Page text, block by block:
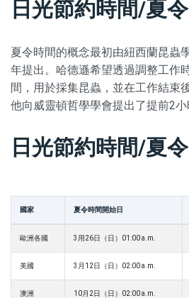
日光節約時間/夏
夏令時間的概念最初由紐西蘭昆蟲
年提出。哈德遜希望透過調整工作
間，用於採集昆蟲，並在工作結束
他向威靈頓哲學學會提出了提前2小
日光節約時間/夏
國家 夏令時間開始日
歐洲各國 3用26日（日）01:00 a.m.
美國 3月12日（日）02:00 a.m.
澳洲 10月2日（日）02:00 a.m.